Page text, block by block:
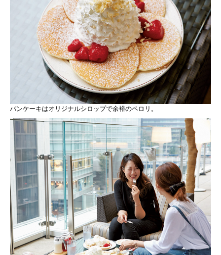
パンケーキはオリジナルシロップで余裕のペロリ。